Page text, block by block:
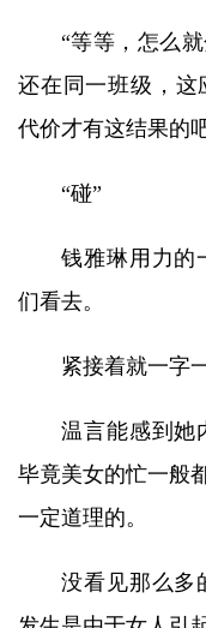
“等等，怎么
还在同一班级，这
代价才有这结果的
“碰”
钱雅琳用力的
们看去。
紧接着就一字
温言能感到她
毕竟美女的忙一般
一定道理的。
没看见那么多